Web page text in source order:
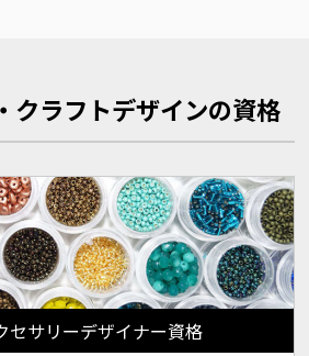
クラフトデザインの資格
セサリーデザイナー資格